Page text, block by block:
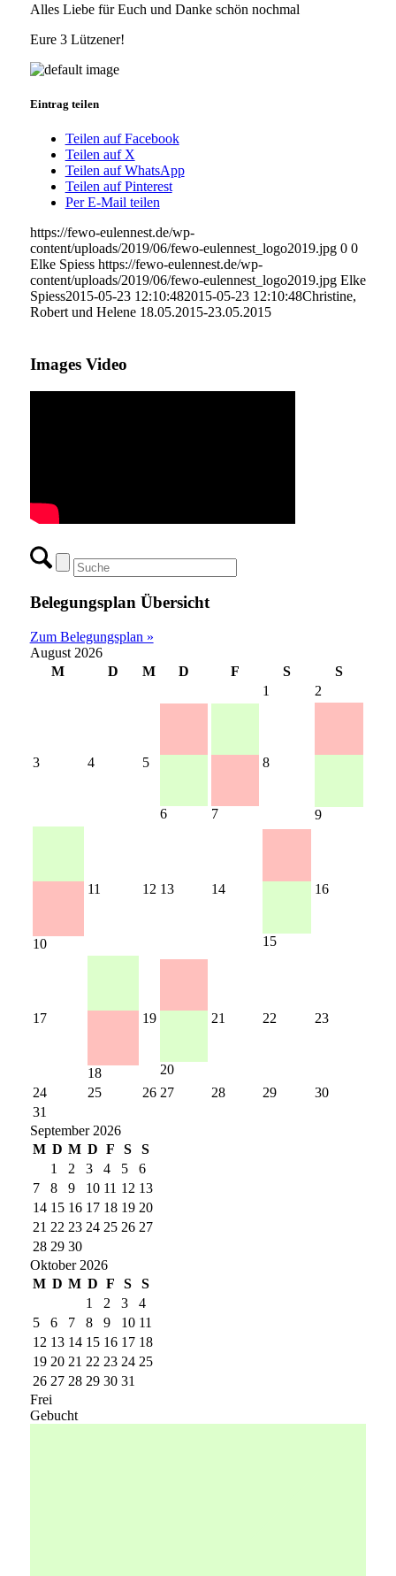
Alles Liebe für Euch und Danke schön nochmal
Eure 3 Lützener!
Eintrag teilen
Teilen auf Facebook
Teilen auf X
Teilen auf WhatsApp
Teilen auf Pinterest
Per E-Mail teilen
https://fewo-eulennest.de/wp-
content/uploads/2019/06/fewo-eulennest_logo2019.jpg 0 0
Elke Spiess https://fewo-eulennest.de/wp-
content/uploads/2019/06/fewo-eulennest_logo2019.jpg Elke
Spiess2015-05-23 12:10:482015-05-23 12:10:48Christine,
Robert und Helene 18.05.2015-23.05.2015
Images Video
Belegungsplan Übersicht
Zum Belegungsplan »
August 2026
M
D M D F S
S
1
2
3 4 5
6 7
8
9
10
11 12 13 14
15
16
17
18
19
20
21 22 23
24 25 26 27 28 29
30
31
September 2026
M D M D F S
S
1
2 3 4 5
6
7
8 9 10 11 12 13
14 15 16 17 18 19 20
21 22 23 24 25 26 27
28 29 30
Oktober 2026
M D M D F S
S
1
2 3
4
5
6 7 8 9 10 11
12 13 14 15 16 17 18
19 20 21 22 23 24 25
26 27 28 29 30 31
Frei
Gebucht